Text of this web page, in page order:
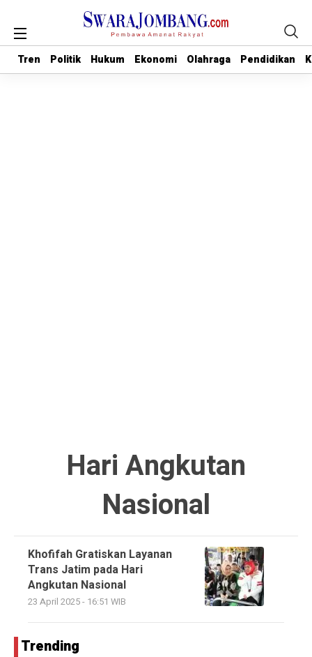
Tren Politik Hukum Ekonomi Olahraga Pendidikan
Tren Politik Hukum Ekonomi Olahraga Pendidikan
Hari Angkutan
Nasional
Khofifah Gratiskan Layanan
Trans Jatim pada Hari
Angkutan Nasional
23 April 2025 - 16:51 WIB
Trending